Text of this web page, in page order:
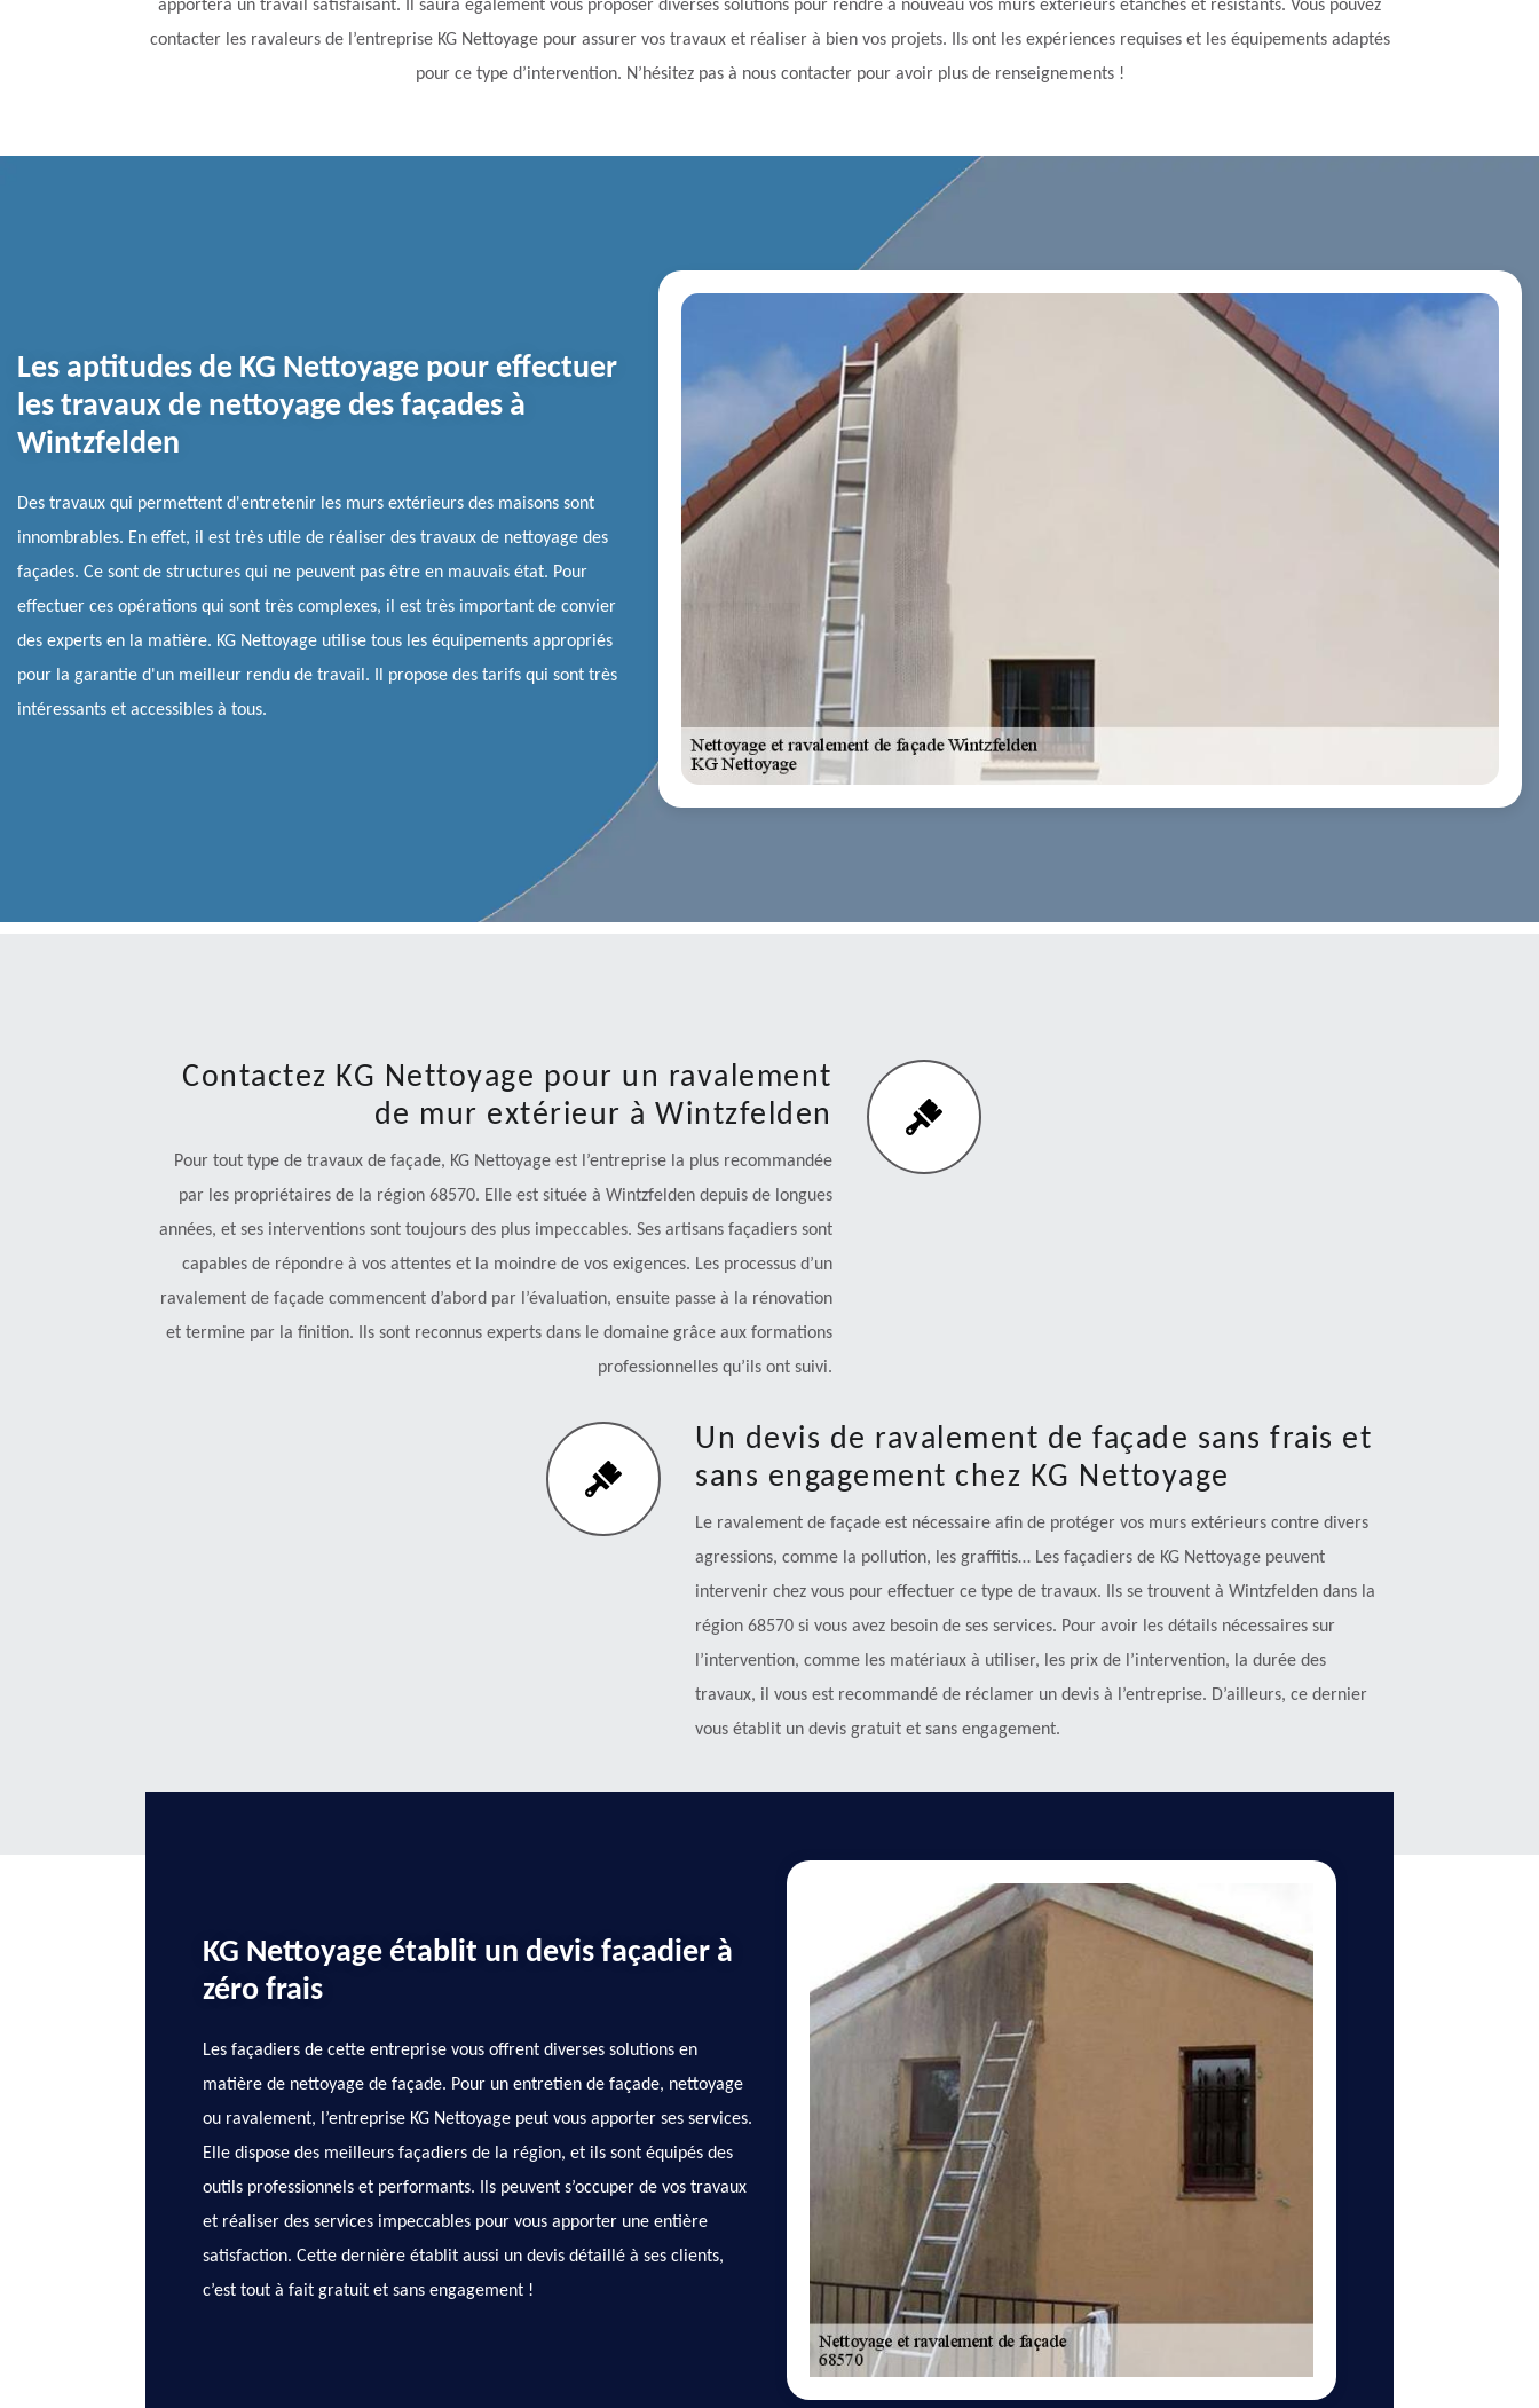
apportera un travail satisfaisant. Il saura également vous proposer diverses solutions pour rendre à nouveau vos murs extérieurs étanches et résistants. Vous pouvez
contacter les ravaleurs de l’entreprise KG Nettoyage pour assurer vos travaux et réaliser à bien vos projets. Ils ont les expériences requises et les équipements adaptés
pour ce type d’intervention. N’hésitez pas à nous contacter pour avoir plus de renseignements !
Les aptitudes de KG Nettoyage pour effectuer
les travaux de nettoyage des façades à
Wintzfelden
Des travaux qui permettent d'entretenir les murs extérieurs des maisons sont
innombrables. En effet, il est très utile de réaliser des travaux de nettoyage des
façades. Ce sont de structures qui ne peuvent pas être en mauvais état. Pour
effectuer ces opérations qui sont très complexes, il est très important de convier
des experts en la matière. KG Nettoyage utilise tous les équipements appropriés
pour la garantie d'un meilleur rendu de travail. Il propose des tarifs qui sont très
intéressants et accessibles à tous.
Contactez KG Nettoyage pour un ravalement
de mur extérieur à Wintzfelden
Pour tout type de travaux de façade, KG Nettoyage est l’entreprise la plus recommandée
par les propriétaires de la région 68570. Elle est située à Wintzfelden depuis de longues
années, et ses interventions sont toujours des plus impeccables. Ses artisans façadiers sont
capables de répondre à vos attentes et la moindre de vos exigences. Les processus d’un
ravalement de façade commencent d’abord par l’évaluation, ensuite passe à la rénovation
et termine par la finition. Ils sont reconnus experts dans le domaine grâce aux formations
professionnelles qu’ils ont suivi.
Un devis de ravalement de façade sans frais et
sans engagement chez KG Nettoyage
Le ravalement de façade est nécessaire afin de protéger vos murs extérieurs contre divers
agressions, comme la pollution, les graffitis… Les façadiers de KG Nettoyage peuvent
intervenir chez vous pour effectuer ce type de travaux. Ils se trouvent à Wintzfelden dans la
région 68570 si vous avez besoin de ses services. Pour avoir les détails nécessaires sur
l’intervention, comme les matériaux à utiliser, les prix de l’intervention, la durée des
travaux, il vous est recommandé de réclamer un devis à l’entreprise. D’ailleurs, ce dernier
vous établit un devis gratuit et sans engagement.
KG Nettoyage établit un devis façadier à
zéro frais
Les façadiers de cette entreprise vous offrent diverses solutions en
matière de nettoyage de façade. Pour un entretien de façade, nettoyage
ou ravalement, l’entreprise KG Nettoyage peut vous apporter ses services.
Elle dispose des meilleurs façadiers de la région, et ils sont équipés des
outils professionnels et performants. Ils peuvent s’occuper de vos travaux
et réaliser des services impeccables pour vous apporter une entière
satisfaction. Cette dernière établit aussi un devis détaillé à ses clients,
c’est tout à fait gratuit et sans engagement !